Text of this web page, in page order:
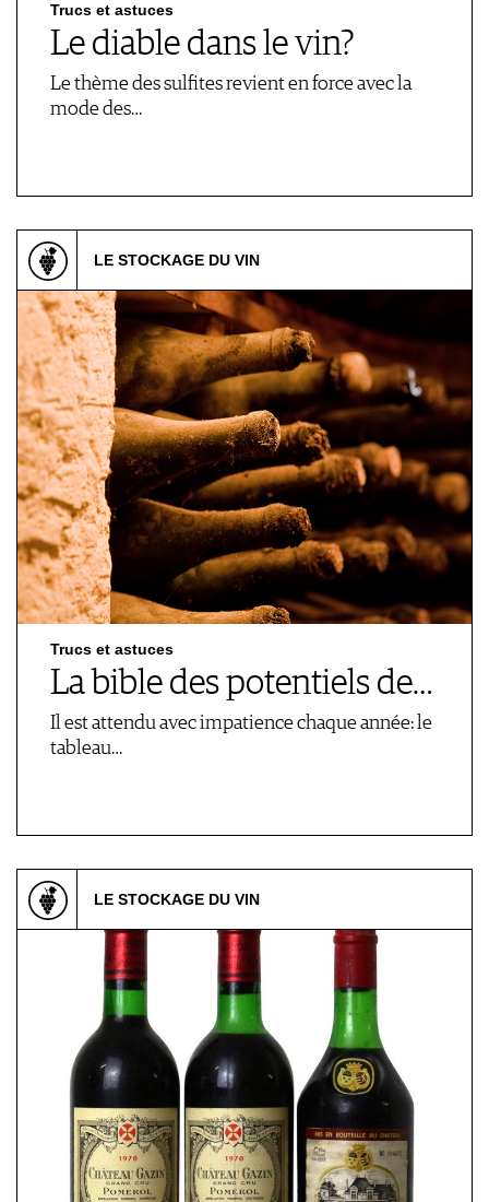
Trucs et astuces
Le diable dans le vin?
Le thème des sulfites revient en force avec la
mode des…
LE STOCKAGE DU VIN
Trucs et astuces
La bible des potentiels de…
Il est attendu avec impatience chaque année: le
tableau…
LE STOCKAGE DU VIN